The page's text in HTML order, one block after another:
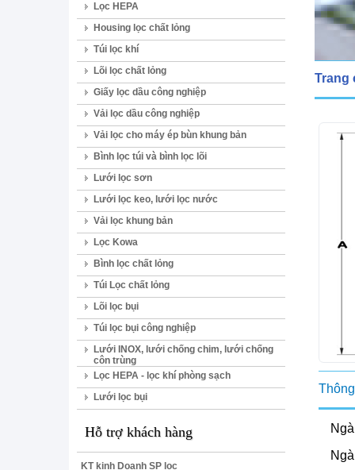
Lọc HEPA
Housing lọc chất lỏng
Túi lọc khí
Lõi lọc chất lỏng
Giấy lọc dầu công nghiệp
Vải lọc dầu công nghiệp
Vải lọc cho máy ép bùn khung bản
Bình lọc túi và bình lọc lõi
Lưới lọc sơn
Lưới lọc keo, lưới lọc nước
Vải lọc khung bản
Lọc Kowa
Bình lọc chất lỏng
Túi Lọc chất lỏng
Lõi lọc bụi
Túi lọc bụi công nghiệp
Lưới INOX, lưới chống chim, lưới chống
côn trùng
Lọc HEPA - lọc khí phòng sạch
Lưới lọc bụi
Hỗ trợ khách hàng
KT kinh Doanh SP lọc
Trang